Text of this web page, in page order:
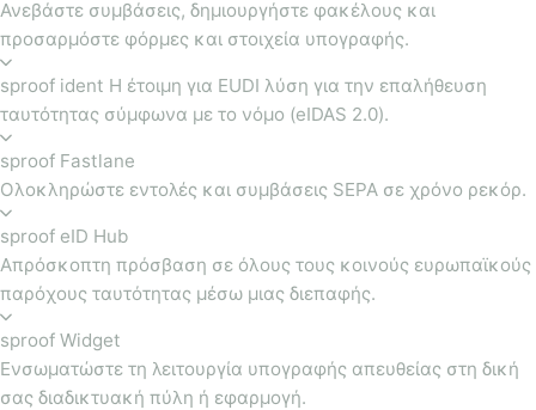
Ανεβάστε συμβάσεις, δημιουργήστε φακέλους και
προσαρμόστε φόρμες και στοιχεία υπογραφής.
sproof ident Η έτοιμη για EUDI λύση για την επαλήθευση
ταυτότητας σύμφωνα με το νόμο (eIDAS 2.0).
sproof Fastlane
Ολοκληρώστε εντολές και συμβάσεις SEPA σε χρόνο ρεκόρ.
sproof eID Hub
Απρόσκοπτη πρόσβαση σε όλους τους κοινούς ευρωπαϊκούς
παρόχους ταυτότητας μέσω μιας διεπαφής.
sproof Widget
Ενσωματώστε τη λειτουργία υπογραφής απευθείας στη δική
σας διαδικτυακή πύλη ή εφαρμογή.